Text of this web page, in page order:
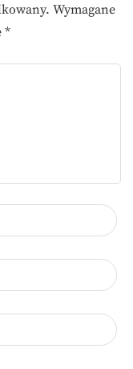
Wymagane
*